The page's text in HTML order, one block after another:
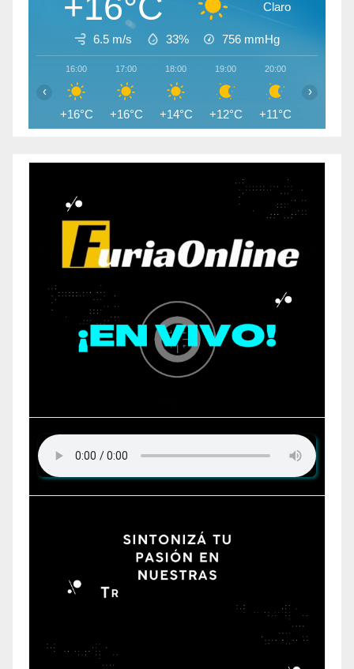
Claro
6.5 m/s 33% 756 mmHg
16:00
+16°C
17:00
+16°C
18:00
+14°C
19:00
+12°C
20:00
+11°C
‹ ›